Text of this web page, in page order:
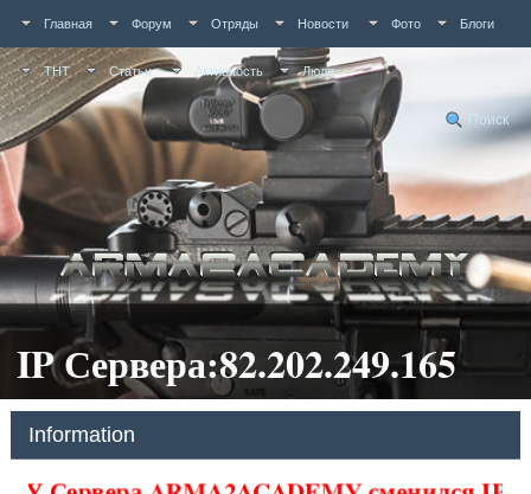
Главная Форум Отряды Новости Фото Блоги
ТНТ Статьи Активность Люди
Поиск
IP Сервера:82.202.249.165
Information